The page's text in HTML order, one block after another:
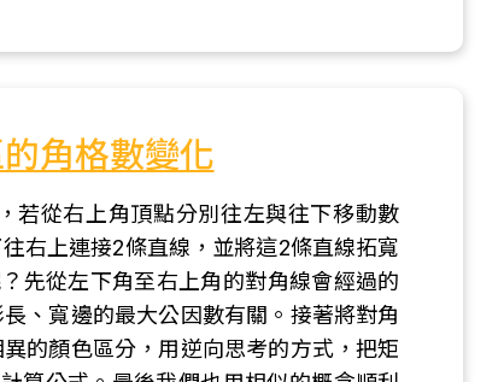
角格數變化
若從右上角頂點分別往左與往下移動數
右上連接2條直線，並將這2條直線拓寬
先從左下角至右上角的對角線會經過的
、寬邊的最大公因數有關。接著將對角
的顏色區分，用逆向思考的方式，把矩